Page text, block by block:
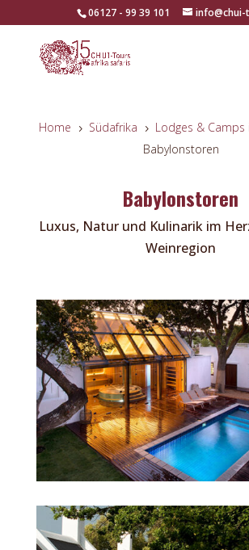
06127 - 99 39 101
Home 5 Südafrika 5 Lodges & Camps
Babylonstoren
Babylonstoren
Luxus, Natur und Kulinarik im
Weinregion